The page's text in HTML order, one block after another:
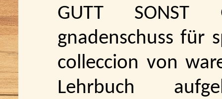
GUTT SONST
gnadenschuss für
colleccion von
Lehrbuch